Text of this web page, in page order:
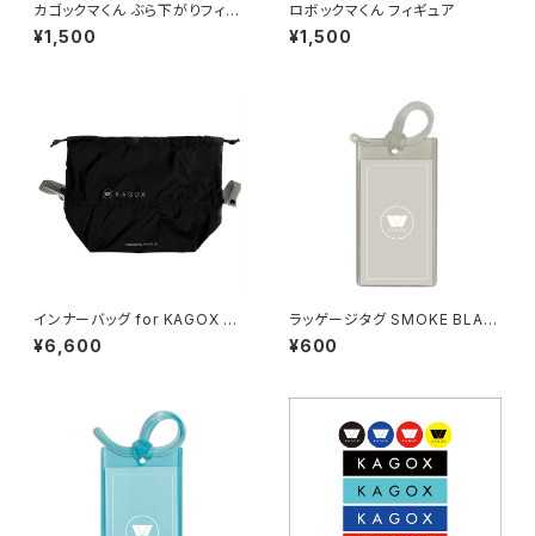
カゴックマくん ぶら下がりフィギ
ュア
¥1,500
ロボックマくん フィギュア
¥1,500
インナーバッグ for KAGOX O
NE
¥6,600
ラッゲージタグ SMOKE BLAC
K
¥600